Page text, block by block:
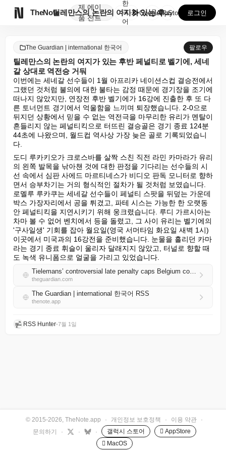
TheNote
제
품
에이
전트
틸레만스의 논란의 여지가 있는 후반 페널티로 벨기에, ...
한
국
어
GooglePlay
AppStore 로그인
The Guardian | international 한국어 팔로우
틸레만스의 논란의 여지가 있는 후반 페널티로 벨기에, 세네
갈 상대로 역전승 거둬
이번에는 세네갈 선수들이 1월 아프리카 네이션스컵 결승전에서
그랬던 것처럼 불의에 대한 불타는 감정 때문에 경기장을 조기에
떠나지 않았지만, 연장전 후반 벨기에가 16강에 진출한 후 또 다
른 토너먼트 경기에서 억울함을 느끼며 퇴장했습니다. 2-0으로
뒤지던 상황에서 믿을 수 없는 역전극을 마무리한 유리가 멘탈이
흔들리지 않는 페널티킥으로 터뜨린 결승골은 경기 종료 124분
44초에 나왔으며, 월드컵 역사상 가장 늦은 골로 기록되었습니
다.
도디 루카키오가 크로스바를 살짝 스친 직전 라민 카마라가 유리
의 왼쪽 발목을 낚아챈 것에 대한 판정을 기다리는 선수들의 시
선 속에서 심판 사에드 마르티네스가 비디오 판독 모니터로 향하
면서 승부차기는 거의 형식적인 절차가 될 것처럼 보였습니다.
로멜루 루카쿠는 세네갈 선수들이 페널티 스팟을 뒤덮는 가운데
박스 가장자리에서 공을 튀겼고, 파테 시스는 가능한 한 오랫동
안 페널티킥을 지연시키기 위해 웅크렸습니다. 루디 가르시아는
차마 볼 수 없어 벤치에서 등을 돌렸고, 그 사이 유리는 벨기에의
'구사일생' 기회를 잡아 월요일(영국 서머타임 화요일 새벽 1시)
이곳에서 미국과의 16강전을 준비했습니다. 눈물을 흘리던 카마
라는 경기 종료 휘슬이 울리자 달래지지 않았고, 터널로 향할 때
도 녹색 유니폼으로 얼굴을 가리고 있었습니다.
Tielemans’ controversial late penalty caps Belgium comeback over Senegal
theguardian.com
The Guardian | international 한국어 RSS
thenote.app
RSS Hunter•7월 1일
© 2015-2026, TheNote.app · 개인정보 보호정책 · 이용 약관
·
문의하기
· · · 갤럭시 스토어
 AppStore
 MacOS